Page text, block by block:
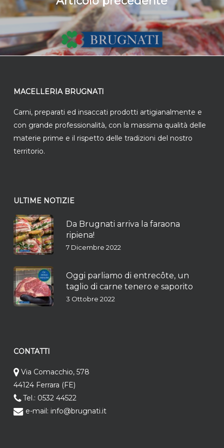
MACELLERIA BRUGNATI
Carni, preparati ed insaccati prodotti artigianalmente e
con grande professionalità, con la massima qualità delle
materie prime e il rispetto delle tradizioni del nostro
territorio.
ULTIME NOTIZIE
Da Brugnati arriva la faraona
ripiena!
7 Dicembre 2022
Oggi parliamo di entrecôte, un
taglio di carne tenero e saporito
3 Ottobre 2022
CONTATTI
Via Comacchio, 578
44124 Ferrara (FE)
Tel.: 0532 44522
e-mail: info@brugnati.it